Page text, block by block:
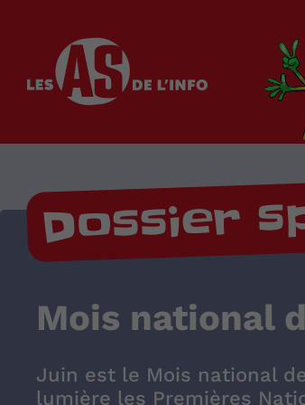
Dossier
Mois national
Juin est le Mois national
lumière les Premières